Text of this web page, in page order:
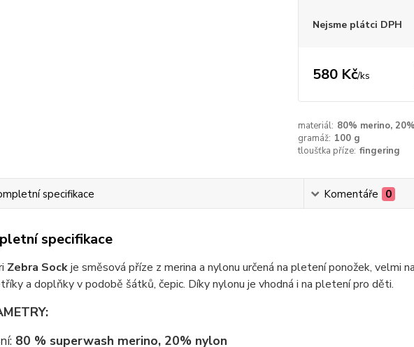
Nejsme plátci DPH
580 Kč/ks
materiál: 80% merino,
gramáž: 100 g
tloušťka příze: fingering
specifikace Komentáře 0
specifikace
Zebra Sockje směsová příze z merina a nylonu určená na pletení ponožek, velmi
a doplňky v podobě šátků, čepic. Díky nylonu je vhodná i na pletení pro děti.
80 % superwash merino, 20% nylon